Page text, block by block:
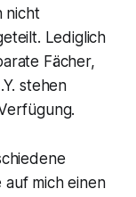
nicht
Lediglich
Fächer,
stehen
auf mich einen